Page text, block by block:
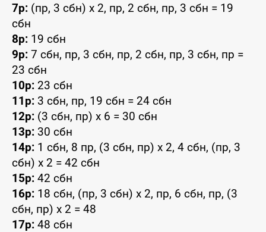
7р: (пр, 3 сбн) x 2, пр, 2 сбн, пр, 3 сбн = 19
сбн
8р: 19 сбн
9р: 7 сбн, пр, 3 сбн, пр, 2 сбн, пр, 3 сбн, пр =
23 сбн
10р: 23 сбн
11р: 3 сбн, пр, 19 сбн = 24 сбн
12р: (3 сбн, пр) x 6 = 30 сбн
13р: 30 сбн
14р: 1 сбн, 8 пр, (3 сбн, пр) x 2, 4 сбн, (пр, 3
сбн) x 2 = 42 сбн
15р: 42 сбн
16р: 18 сбн, (пр, 3 сбн) x 2, пр, 6 сбн, пр, (3
сбн, пр) x 2 = 48
17р: 48 сбн